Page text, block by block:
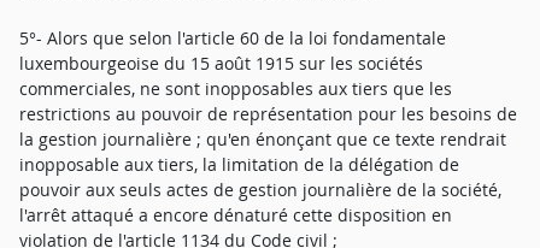
5°- Alors que selon l'article 60 de la loi fondamentale
luxembourgeoise du 15 août 1915 sur les sociétés
commerciales, ne sont inopposables aux tiers que les
restrictions au pouvoir de représentation pour les besoins de
la gestion journalière ; qu'en énonçant que ce texte rendrait
inopposable aux tiers, la limitation de la délégation de
pouvoir aux seuls actes de gestion journalière de la société,
l'arrêt attaqué a encore dénaturé cette disposition en
violation de l'article 1134 du Code civil ;